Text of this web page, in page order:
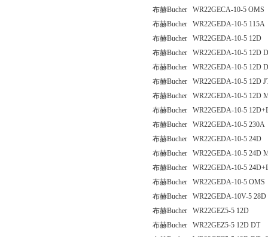
布赫Bucher WR22GECA-10-5 OMS
布赫Bucher WR22GEDA-10-5 115A
布赫Bucher WR22GEDA-10-5 12D
布赫Bucher WR22GEDA-10-5 12D
布赫Bucher WR22GEDA-10-5 12D
布赫Bucher WR22GEDA-10-5 12D
布赫Bucher WR22GEDA-10-5 12D
布赫Bucher WR22GEDA-10-5
布赫Bucher WR22GEDA-10-5 230A
布赫Bucher WR22GEDA-10-5 24D
布赫Bucher WR22GEDA-10-5 24D
布赫Bucher WR22GEDA-10-5
布赫Bucher WR22GEDA-10-5 OMS
布赫Bucher WR22GEDA-10V-5 28D
布赫Bucher WR22GEZ5-5 12D
布赫Bucher WR22GEZ5-5 12D DT